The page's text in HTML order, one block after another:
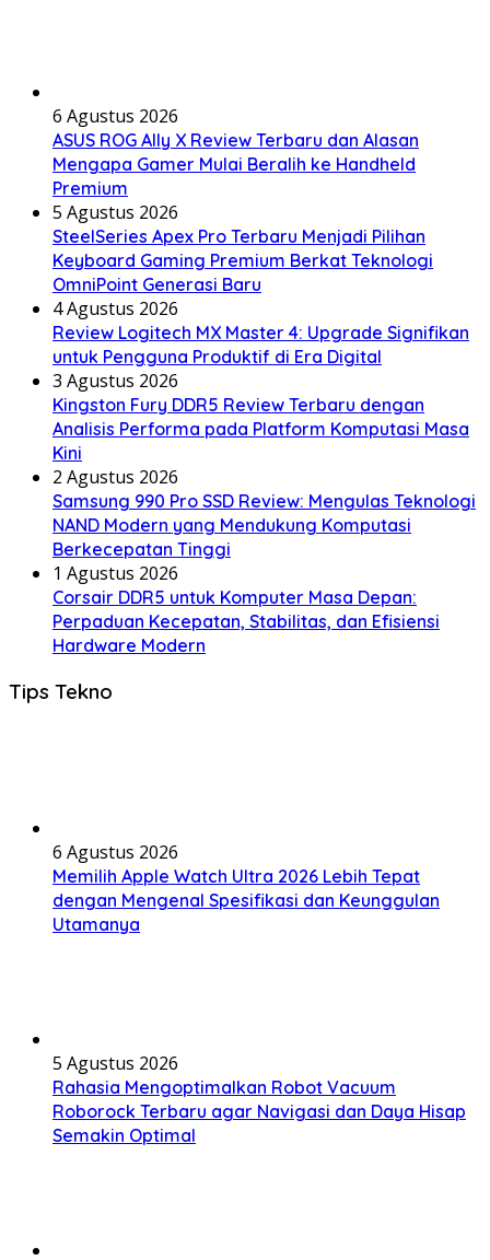
6 Agustus 2026
ASUS ROG Ally X Review Terbaru dan Alasan
Mengapa Gamer Mulai Beralih ke Handheld
Premium
5 Agustus 2026
SteelSeries Apex Pro Terbaru Menjadi Pilihan
Keyboard Gaming Premium Berkat Teknologi
OmniPoint Generasi Baru
4 Agustus 2026
Review Logitech MX Master 4: Upgrade Signifikan
untuk Pengguna Produktif di Era Digital
3 Agustus 2026
Kingston Fury DDR5 Review Terbaru dengan
Analisis Performa pada Platform Komputasi Masa
Kini
2 Agustus 2026
Samsung 990 Pro SSD Review: Mengulas Teknologi
NAND Modern yang Mendukung Komputasi
Berkecepatan Tinggi
1 Agustus 2026
Corsair DDR5 untuk Komputer Masa Depan:
Perpaduan Kecepatan, Stabilitas, dan Efisiensi
Hardware Modern
Tips Tekno
6 Agustus 2026
Memilih Apple Watch Ultra 2026 Lebih Tepat
dengan Mengenal Spesifikasi dan Keunggulan
Utamanya
5 Agustus 2026
Rahasia Mengoptimalkan Robot Vacuum
Roborock Terbaru agar Navigasi dan Daya Hisap
Semakin Optimal